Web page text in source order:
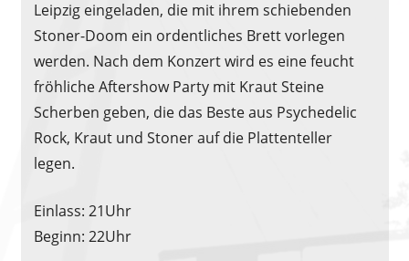
Leipzig eingeladen, die mit ihrem schiebenden
Stoner-Doom ein ordentliches Brett vorlegen
werden. Nach dem Konzert wird es eine feucht
fröhliche Aftershow Party mit Kraut Steine
Scherben geben, die das Beste aus Psychedelic
Rock, Kraut und Stoner auf die Plattenteller
legen.
Einlass: 21Uhr
Beginn: 22Uhr